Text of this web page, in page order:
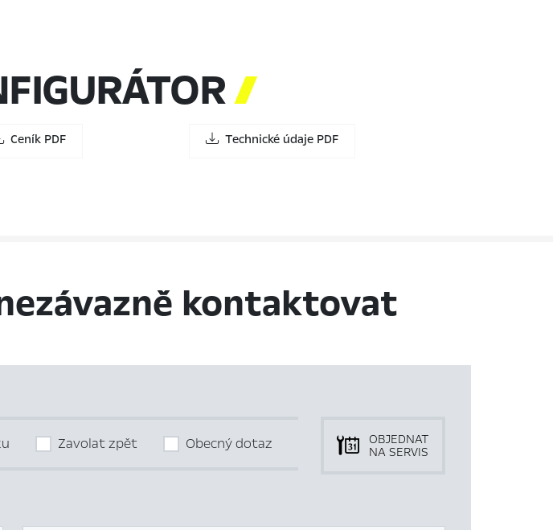

Ceník PDF Technické údaje PDF
kontaktovat
Zavolat zpět Obecný dotaz
OBJEDNAT
NA SERVIS